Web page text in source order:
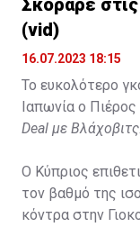
Η δημοσίευση
Σκόραρε
(vid)
16.07.2023 18:15
Το ευκολότερο
Ιαπωνία ο
Deal με
Ο Κύπριος
τον βαθμό της
κόντρα στην